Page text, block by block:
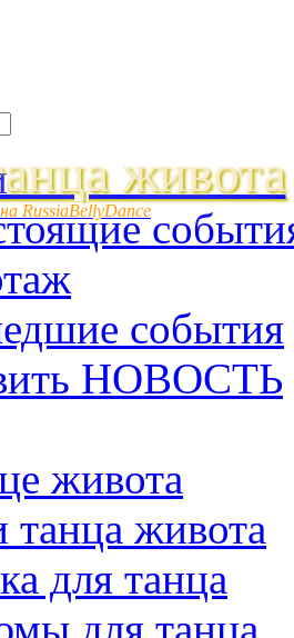
живота
RussiaBellyDance
события
НОВОСТЬ
живота
танца живота
для танца